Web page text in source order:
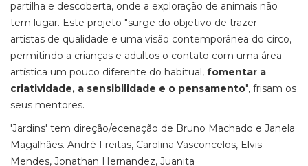
partilha e descoberta, onde a exploração de animais não
tem lugar. Este projeto "surge do objetivo de trazer
artistas de qualidade e uma visão contemporânea do circo,
permitindo a crianças e adultos o contato com uma área
artística um pouco diferente do habitual, fomentar a
criatividade, a sensibilidade e o pensamento", frisam os
seus mentores.
'Jardins' tem direção/ecenação de Bruno Machado e Janela
Magalhães. André Freitas, Carolina Vasconcelos, Elvis
Mendes, Jonathan Hernandez, Juanita